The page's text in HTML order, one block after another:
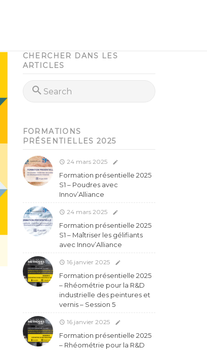
CHERCHER DANS LES
ARTICLES
FORMATIONS
PRÉSENTIELLES 2025
24 mars 2025
Formation présentielle 2025
S1 – Poudres avec
Innov’Alliance
24 mars 2025
Formation présentielle 2025
S1 – Maîtriser les gélifiants
avec Innov’Alliance
16 janvier 2025
Formation présentielle 2025
– Rhéométrie pour la R&D
industrielle des peintures et
vernis – Session 5
16 janvier 2025
Formation présentielle 2025
– Rhéométrie pour la R&D